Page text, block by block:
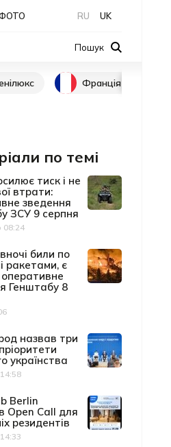
RU UK
Пошук
Франція
по темі
тиск і не
втрати:
зведення
ЗСУ 9 серпня
08:24
били по
ракетами, є
Генштабу 8
назвав три
українства
Berlin
Open Call для
резидентів